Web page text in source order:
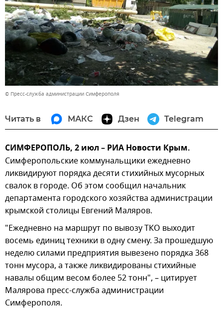
© Пресс-служба администрации Симферополя
Читать в МАКС Дзен Telegram
СИМФЕРОПОЛЬ, 2 июл – РИА Новости Крым.
Симферопольские коммунальщики ежедневно
ликвидируют порядка десяти стихийных мусорных
свалок в городе. Об этом сообщил начальник
департамента городского хозяйства администрации
крымской столицы Евгений Маляров.
"Ежедневно на маршрут по вывозу ТКО выходит
восемь единиц техники в одну смену. За прошедшую
неделю силами предприятия вывезено порядка 368
тонн мусора, а также ликвидированы стихийные
навалы общим весом более 52 тонн", – цитирует
Малярова пресс-служба администрации
Симферополя.